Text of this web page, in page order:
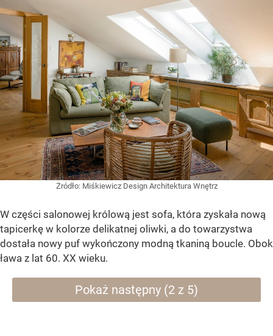
Żródło: Miśkiewicz Design Architektura Wnętrz
W części salonowej królową jest sofa, która zyskała nową
tapicerkę w kolorze delikatnej oliwki, a do towarzystwa
dostała nowy puf wykończony modną tkaniną boucle. Obok
ława z lat 60. XX wieku.
Pokaż następny (2 z 5)